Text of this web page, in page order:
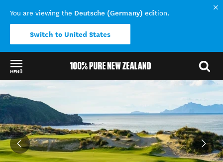
You are viewing the Deutsche (Germany) edition.
Switch to United States
MENÜ
Back to my results